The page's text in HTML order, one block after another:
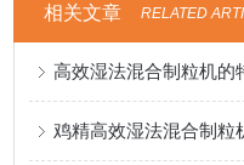
相关文章 RELATED
高效湿法混合制粒机的
鸡精高效湿法混合制粒